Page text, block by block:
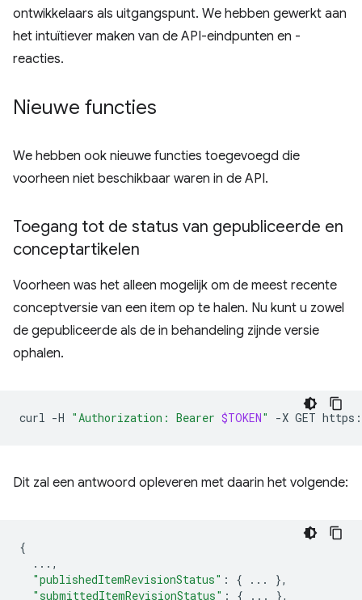
ontwikkelaars als uitgangspunt. We hebben gewerkt aan
het intuïtiever maken van de API-eindpunten en -
reacties.
Nieuwe functies
We hebben ook nieuwe functies toegevoegd die
voorheen niet beschikbaar waren in de API.
Toegang tot de status van gepubliceerde en
conceptartikelen
Voorheen was het alleen mogelijk om de meest recente
conceptversie van een item op te halen. Nu kunt u zowel
de gepubliceerde als de in behandeling zijnde versie
ophalen.
curl -H "Authorization: Bearer $TOKEN" -X GET
Dit zal een antwoord opleveren met daarin het volgende:
{
...,
"publishedItemRevisionStatus" : { ...
},
"submittedItemRevisionStatus" : { ... },